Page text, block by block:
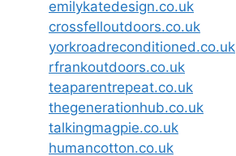
emilykatedesign.co.uk
crossfelloutdoors.co.uk
yorkroadreconditioned.co.uk
rfrankoutdoors.co.uk
teaparentrepeat.co.uk
thegenerationhub.co.uk
talkingmagpie.co.uk
humancotton.co.uk